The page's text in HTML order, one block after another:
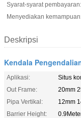
Syarat-syarat pembayaran:
Menyediakan
Deskripsi
Kendala
Aplikasi:
Situs
Out Frame:
20mm
Pipa Vertikal:
12mm
Barrier Height: